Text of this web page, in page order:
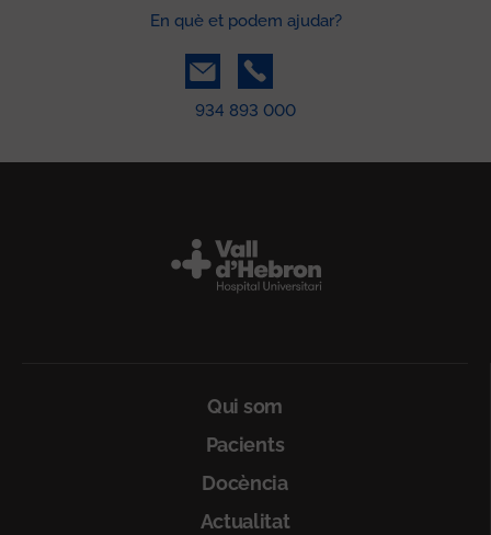
En què et podem ajudar?
934 893 000
Qui som
Pacients
Docència
Actualitat